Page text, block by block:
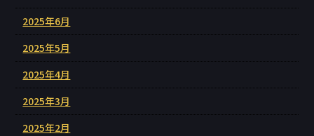
2025年6月
2025年5月
2025年4月
2025年3月
2025年2月